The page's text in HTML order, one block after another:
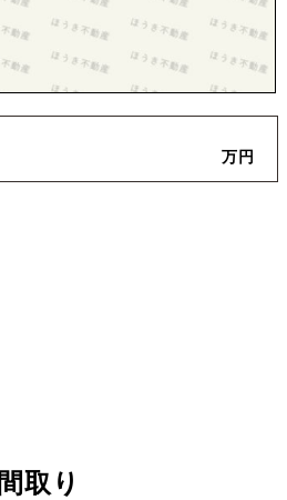
万円
間取り